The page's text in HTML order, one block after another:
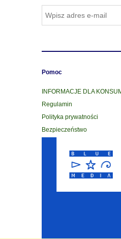
Pomoc
INFORMACJE DLA
Regulamin
Polityka prywatności
Bezpieczeństwo